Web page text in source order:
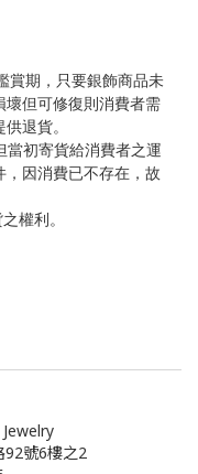
賞期，只要銀飾商品未
壞但可修復則消費者需
退貨。
當初寄貨給消費者之運
，因消費已不存在，故
權利。
92號6樓之2